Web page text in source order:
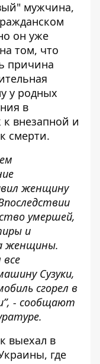
мужчина,
он уже
том, что
причина
у родных
в
внезапной и
смерти.
женщину
умершей,
и
женщины.
Сузуки,
сгорел в
- сообщают
выехал в
где